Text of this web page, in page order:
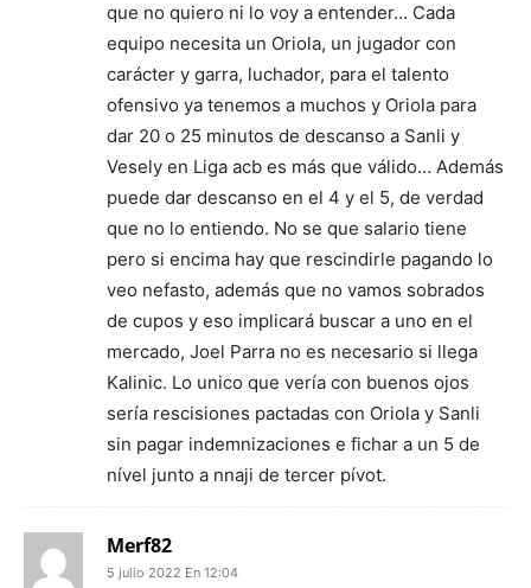
que no quiero ni lo voy a entender… Cada
equipo necesita un Oriola, un jugador con
carácter y garra, luchador, para el talento
ofensivo ya tenemos a muchos y Oriola para
dar 20 o 25 minutos de descanso a Sanli y
Vesely en Liga acb es más que válido… Además
puede dar descanso en el 4 y el 5, de verdad
que no lo entiendo. No se que salario tiene
pero si encima hay que rescindirle pagando lo
veo nefasto, además que no vamos sobrados
de cupos y eso implicará buscar a uno en el
mercado, Joel Parra no es necesario si llega
Kalinic. Lo unico que vería con buenos ojos
sería rescisiones pactadas con Oriola y Sanli
sin pagar indemnizaciones e fichar a un 5 de
nível junto a nnaji de tercer pívot.
Merf82
5 julio 2022 En 12:04